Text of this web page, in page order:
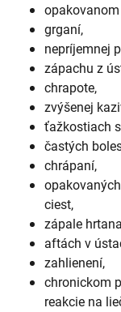
grganí,
nepríjemnej
zápachu z
chrapote,
zvýšenej
ťažkostiach
častých
chrápaní,
ciest,
zápale
aftách v
zahlienení,
chronickom
reakcie na